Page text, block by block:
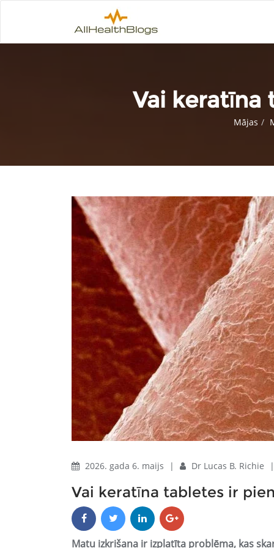
Vai keratīna
Mājas
2026. gada 6. maijs | Dr Lucas B. Richie
Vai keratīna tabletes ir
Matu izkrišana ir izplatīta problēma, kas